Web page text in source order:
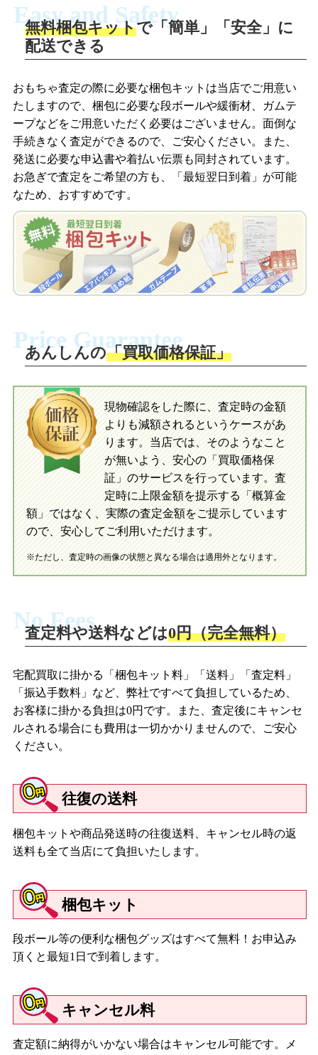
商品撮影
商品を撮影して、査定フォームから画像
を送信します。
梱包キットをメールで申し込み
査定結果をメールで確認し、梱包キット
を申し込みます。梱包キットは送料無料
でお届けします。
自宅でおもちゃを発送・梱包
梱包キットに同封する発送ガイドの手順
送。当店へ無料で発送いただけます。
入金完了
当店に査定したおもちゃがご到着後、ご
指定の口座に即日入金可能です。
買取の流れ 写真の撮影方法
LINEの友だち追加・査定画像を送信
「ジョニージョイLINE査定」を友だちに
追加し、スマートフォンなどのカメラで
撮影したおもちゃの写真をトーク中に送
信します。
梱包キットをLINEで申し込み
査定結果をLINEで確認し、梱包キットを
申し込みます。梱包キットは送料無料で
お届けします。
自宅でおもちゃを発送・梱包
ださい。お電話にて集荷依頼を行い発
送。当店へ無料で発送いただけます。
当店に査定したおもちゃがご到着後、ご
指定の口座に即日入金可能です。
初めての方へ LINE査定の流れ 写真の撮影方法
Easy and Safety
無料梱包キットで「簡単」「安全」に
配送できる
おもちゃ査定の際に必要な梱包キットは当店でご用意い
たしますので、梱包に必要な段ボールや緩衝材、ガムテ
ープなどをご用意いただく必要はございません。面倒な
手続きなく査定ができるので、ご安心ください。また、
発送に必要な申込書や着払い伝票も同封されています。
お急ぎで査定をご希望の方も、「最短翌日到着」が可能
なため、おすすめです。
Price Guarantee
あんしんの「買取価格保証」
現物確認をした際に、査定時の金額
よりも減額されるというケースがあ
ります。当店では、そのようなこと
が無いよう、安心の「買取価格保
証」のサービスを行っています。査
定時に上限金額を提示する「概算金
額」ではなく、実際の査定金額をご提示しています
ので、安心してご利用いただけます。
※ただし、査定時の画像の状態と異なる場合は適用外となります。
No Fees
査定料や送料などは0円（完全無料）
宅配買取に掛かる「梱包キット料」「送料」「査定料」
「振込手数料」など、弊社ですべて負担しているため、
お客様に掛かる負担は0円です。また、査定後にキャンセ
ルされる場合にも費用は一切かかりませんので、ご安心
ください。
往復の送料
梱包キットや商品発送時の往復送料、キャンセル時の返
送料も全て当店にて負担いたします。
梱包キット
段ボール等の便利な梱包グッズはすべて無料！お申込み
頂くと最短1日で到着します。
キャンセル料
査定額に納得がいかない場合はキャンセル可能です。メ